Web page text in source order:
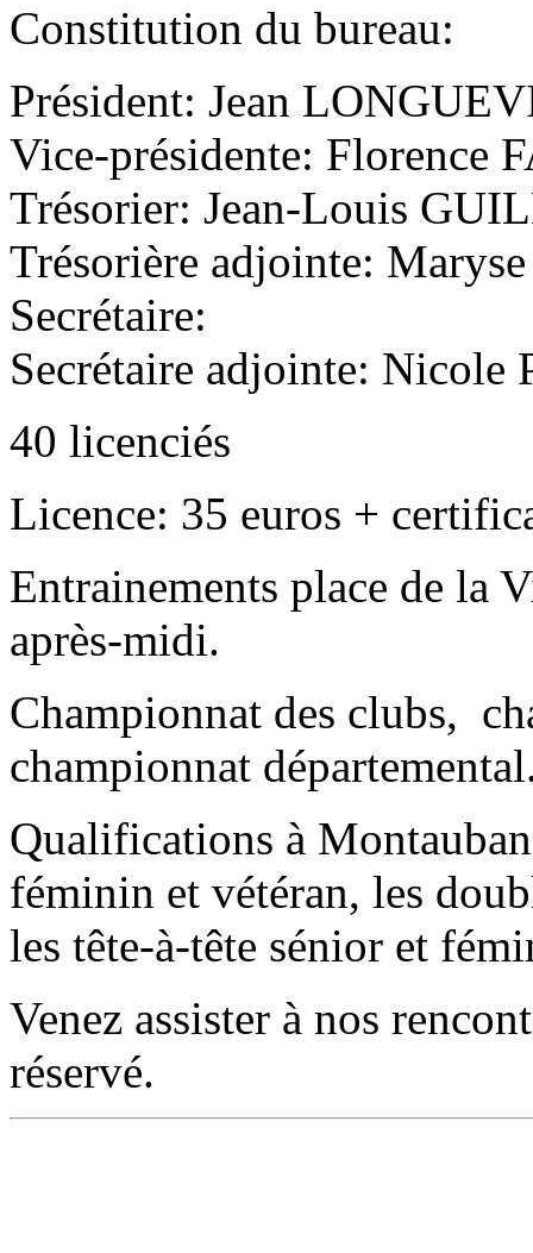
Constitution du bureau:
Président: Jean
Vice-présidente: Florence
Trésorier: Jean-Louis
Trésorière adjointe:
Secrétaire:
Secrétaire adjointe: Nicole
40 licenciés
Licence: 35 euros +
Entrainements place de la
après-midi.
Championnat des clubs,
championnat
Qualifications à
féminin et vétéran, les
les tête-à-tête sénior et
Venez assister à nos
réservé.